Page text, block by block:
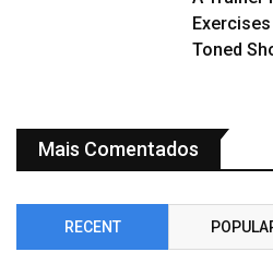
Toned
Mais Comentados
RECENT